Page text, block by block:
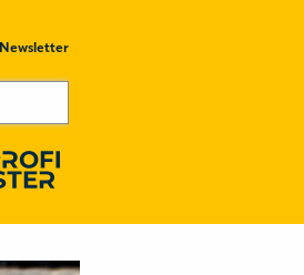
Newsletter